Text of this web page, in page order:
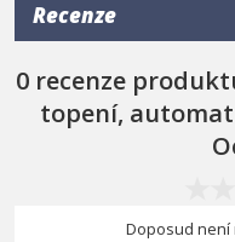
- velmi
Recenze
0 recenze
topení,
Doposud není